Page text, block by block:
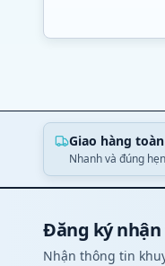
Giao hàng
Nhanh và đúng hẹn
Đăng ký
Nhận thông tin